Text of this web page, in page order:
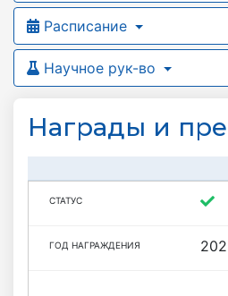
Расписание
Научное рук-во
Награды и